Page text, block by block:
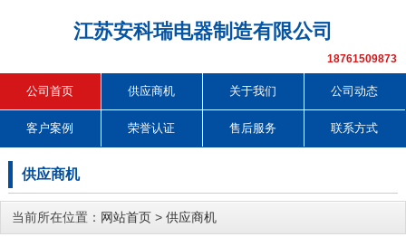
江苏安科瑞电器制造有限公司
18761509873
公司首页 供应商机 关于我们 公司动态
客户案例 荣誉认证 售后服务 联系方式
供应商机
当前所在位置： 网站首页 > 供应商机